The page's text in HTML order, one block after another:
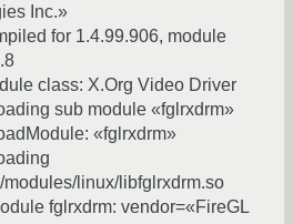
Inc.»
for 1.4.99.906, module
class: X.Org Video Driver
sub module «fglrxdrm»
«fglrxdrm»
linux/libfglrxdrm.so
fglrxdrm: vendor=«FireGL